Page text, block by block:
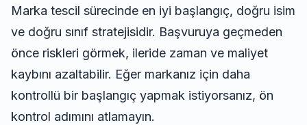
Marka tescil sürecinde en iyi başlangıç, doğru isim
ve doğru sınıf stratejisidir. Başvuruya geçmeden
önce riskleri görmek, ileride zaman ve maliyet
kaybını azaltabilir. Eğer markanız için daha
kontrollü bir başlangıç yapmak istiyorsanız, ön
kontrol adımını atlamayın.